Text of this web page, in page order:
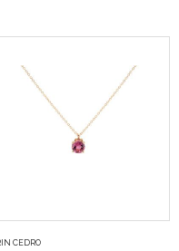
CEDRO